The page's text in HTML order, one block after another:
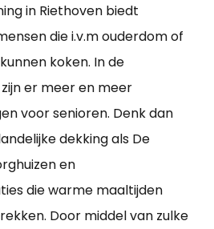
in Riethoven biedt
die i.v.m ouderdom of
koken. In de
er meer en meer
voor senioren. Denk dan
dekking als De
en
die warme maaltijden
Door middel van zulke